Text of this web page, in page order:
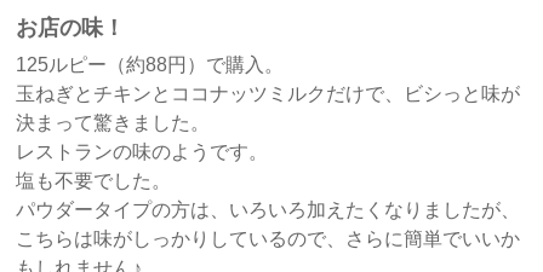
お店の味！
125ルピー（約88円）で購入。
玉ねぎとチキンとココナッツミルクだけで、ビシっと味が
決まって驚きました。
レストランの味のようです。
塩も不要でした。
パウダータイプの方は、いろいろ加えたくなりましたが、
こちらは味がしっかりしているので、さらに簡単でいいか
もしれません♪